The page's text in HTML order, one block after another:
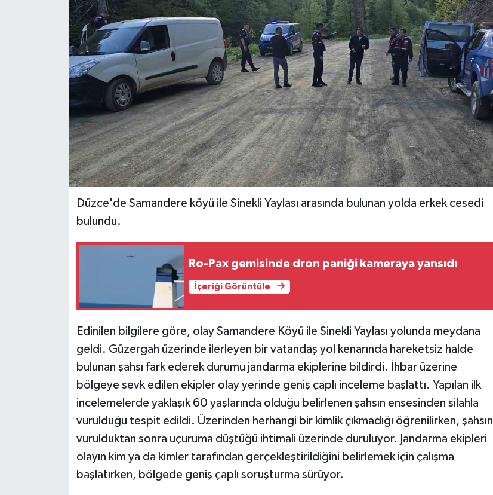
Düzce'de Samandere köyü ile Sinekli Yaylası arasında bulunan yolda erkek cesedi
bulundu.
Ro-Pax gemisinde dron paniği kameraya yansıdı
İçeriği Görüntüle
Edinilen bilgilere göre, olay Samandere Köyü ile Sinekli Yaylası yolunda meydana
geldi. Güzergah üzerinde ilerleyen bir vatandaş yol kenarında hareketsiz halde
bulunan şahsı fark ederek durumu jandarma ekiplerine bildirdi. İhbar üzerine
bölgeye sevk edilen ekipler olay yerinde geniş çaplı inceleme başlattı. Yapılan ilk
incelemelerde yaklaşık 60 yaşlarında olduğu belirlenen şahsın ensesinden silahla
vurulduğu tespit edildi. Üzerinden herhangi bir kimlik çıkmadığı öğrenilirken, şahsın
vurulduktan sonra uçuruma düştüğü ihtimali üzerinde duruluyor. Jandarma ekipleri
olayın kim ya da kimler tarafından gerçekleştirildiğini belirlemek için çalışma
başlatırken, bölgede geniş çaplı soruşturma sürüyor.
Ekonomi
Tokat Haber